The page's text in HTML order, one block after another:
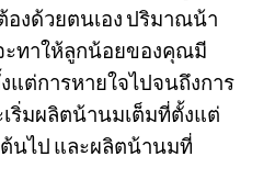
งด้วยตนเอง ปริมาณน้า
ทาให้ลูกน้อยของคุณมี
แต่การหายใจไปจนถึงการ
เริ่มผลิตน้านมเต็มที่ตั้งแต่
นไป และผลิตน้านมที่